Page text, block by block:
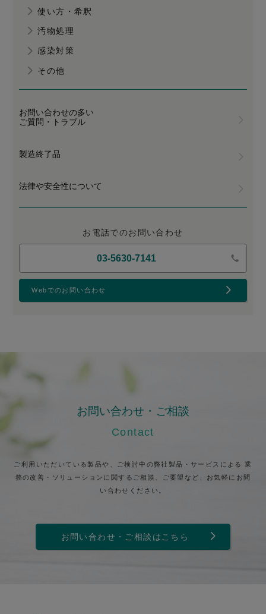
使い方・希釈
汚物処理
感染対策
その他
お問い合わせの多い
ご質問・トラブル
製造終了品
法律や安全性について
お電話でのお問い合わせ
03-5630-7141
Webでのお問い合わせ
お問い合わせ・ご相談
Contact
ご利用いただいている製品や、ご検討中の弊社製品・サービスによる 業
務の改善・ソリューションに関するご相談、ご要望など、お気軽にお問
い合わせください。
お問い合わせ・ご相談はこちら